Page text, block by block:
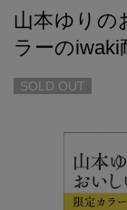
山本ゆりの
ラーのiwaki
SOLD OUT